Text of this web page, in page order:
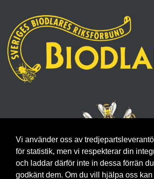
Vi använder oss av
för statistik, men vi respekterar din
och laddar därför inte in dessa förrän du
godkänt dem. Om du vill hjälpa oss kan